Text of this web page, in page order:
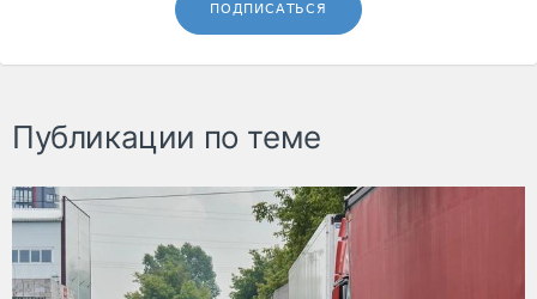
ПОДПИСАТЬСЯ
Публикации по теме